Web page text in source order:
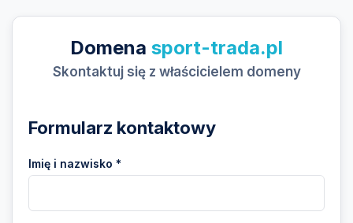
Domena sport-trada.pl
Skontaktuj się z właścicielem domeny
Formularz kontaktowy
Imię i nazwisko *